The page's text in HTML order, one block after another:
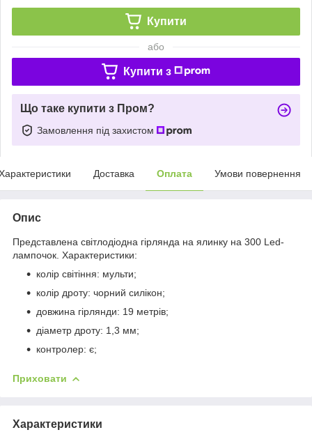
Купити
або
Купити з
Що таке купити з Пром?
Замовлення під захистом
Доставка Оплата Умови повернення
Опис
Представлена світлодіодна гірлянда на ялинку на 300 Led-
лампочок. Характеристики:
колір світіння: мульти;
колір дроту: чорний силікон;
довжина гірлянди: 19 метрів;
діаметр дроту: 1,3 мм;
контролер: є;
Приховати
Характеристики